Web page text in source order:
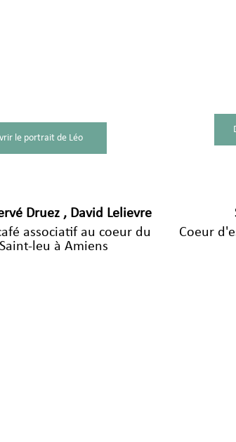
le portrait de Léo
Druez , David Lelievre
associatif au coeur du
leu à Amiens
Coeur